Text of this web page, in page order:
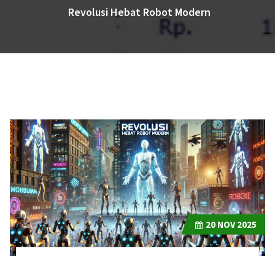
Revolusi Hebat Robot Modern
20 NOV 2025